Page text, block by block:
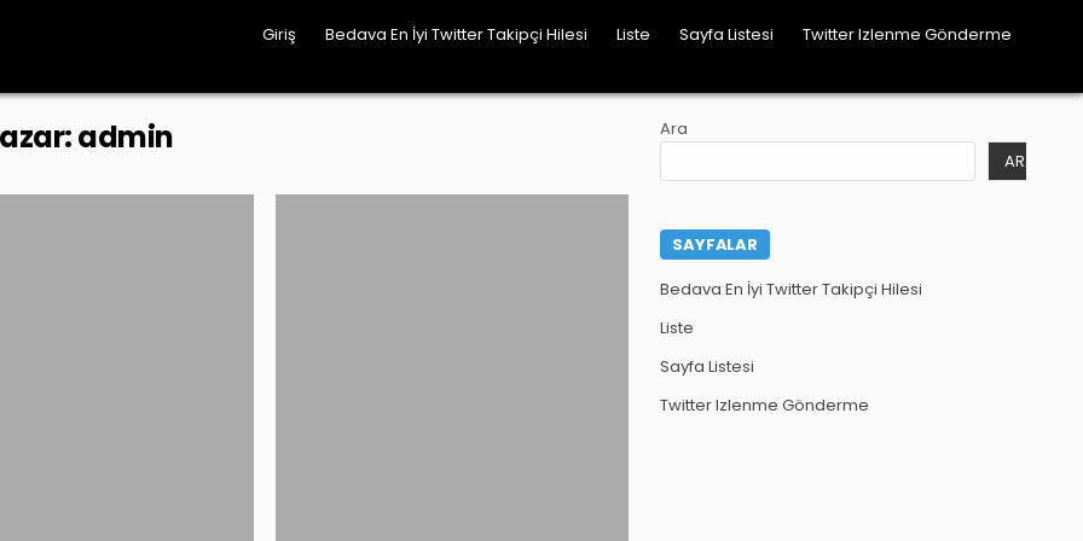
Giriş Bedava En İyi Twitter Takipçi Hilesi Liste Sayfa Listesi Twitter Izlenme Gönderme
admin
Ara
ARA
SAYFALAR
Bedava En İyi Twitter Takipçi Hilesi
Liste
Sayfa Listesi
Twitter Izlenme Gönderme